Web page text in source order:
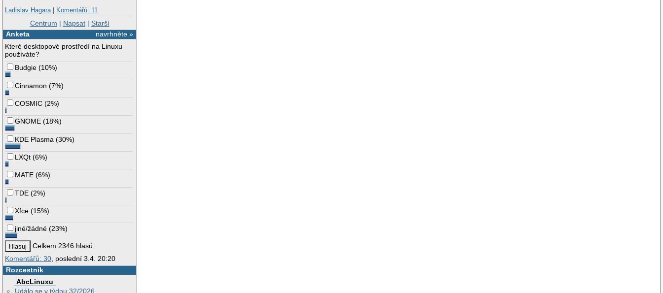
Ladislav Hagara| Komentářů: 11
Centrum | Napsat| Starší
navrhněte »
Anketa
Které desktopové prostředí na Linuxu
používáte?
Budgie (10%)
Cinnamon (7%)
COSMIC (2%)
GNOME (18%)
KDE Plasma (30%)
LXQt (6%)
MATE (6%)
TDE (2%)
Xfce (15%)
jiné/žádné (23%)
Celkem 2346 hlasů
Komentářů: 30 , poslední 3.4. 20:20
Rozcestník
AbcLinuxu
Událo se v týdnu 32/2026